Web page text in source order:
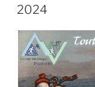
LE
2024